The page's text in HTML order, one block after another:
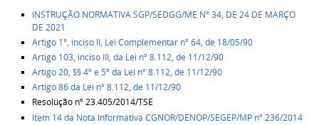
INSTRUÇÃO NORMATIVA SGP/SEDGG/ME Nº 34, DE 24 DE MARÇO
DE 2021
Artigo 1°, inciso II, Lei Complementar nº 64, de 18/05/90
Artigo 103, inciso III, da Lei nº 8.112, de 11/12/90
Artigo 20, §§ 4º e 5º da Lei nº 8.112, de 11/12/90
Artigo 86 da Lei nº 8.112, de 11/12/90
Resolução nº 23.405/2014/TSE
Item 14 da Nota Informativa CGNOR/DENOP/SEGEP/MP nº 236/2014